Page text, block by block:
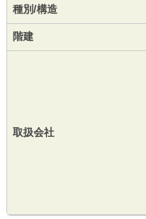
種別/構造
階建
取扱会社